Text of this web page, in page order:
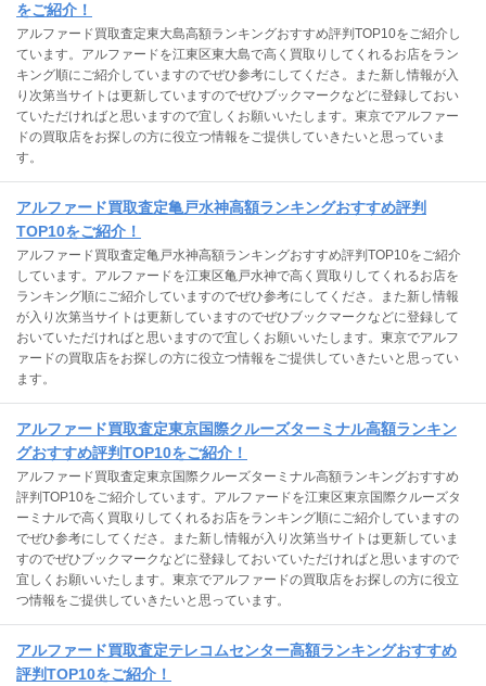
をご紹介！
アルファード買取査定東大島高額ランキングおすすめ評判TOP10をご紹介し
ています。アルファードを江東区東大島で高く買取りしてくれるお店をラン
キング順にご紹介していますのでぜひ参考にしてくださ。また新し情報が入
り次第当サイトは更新していますのでぜひブックマークなどに登録しておい
ていただければと思いますので宜しくお願いいたします。東京でアルファー
ドの買取店をお探しの方に役立つ情報をご提供していきたいと思っていま
す。
アルファード買取査定亀戸水神高額ランキングおすすめ評判
TOP10をご紹介！
アルファード買取査定亀戸水神高額ランキングおすすめ評判TOP10をご紹介
しています。アルファードを江東区亀戸水神で高く買取りしてくれるお店を
ランキング順にご紹介していますのでぜひ参考にしてくださ。また新し情報
が入り次第当サイトは更新していますのでぜひブックマークなどに登録して
おいていただければと思いますので宜しくお願いいたします。東京でアルフ
ァードの買取店をお探しの方に役立つ情報をご提供していきたいと思ってい
ます。
アルファード買取査定東京国際クルーズターミナル高額ランキン
グおすすめ評判TOP10をご紹介！
アルファード買取査定東京国際クルーズターミナル高額ランキングおすすめ
評判TOP10をご紹介しています。アルファードを江東区東京国際クルーズタ
ーミナルで高く買取りしてくれるお店をランキング順にご紹介していますの
でぜひ参考にしてくださ。また新し情報が入り次第当サイトは更新していま
すのでぜひブックマークなどに登録しておいていただければと思いますので
宜しくお願いいたします。東京でアルファードの買取店をお探しの方に役立
つ情報をご提供していきたいと思っています。
アルファード買取査定テレコムセンター高額ランキングおすすめ
評判TOP10をご紹介！